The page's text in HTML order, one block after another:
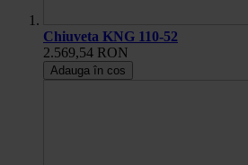
Chiuveta KNG 110-52
2.569,54 RON
Adauga în cos